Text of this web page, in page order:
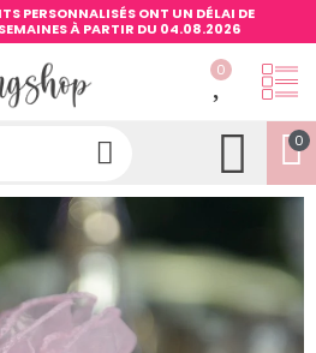
PERSONNALISÉS ONT UN DÉLAI DE
À PARTIR DU 04.08.2026
0
0